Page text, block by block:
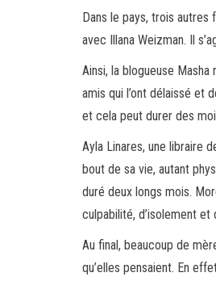
Dans le pays, trois
avec Illana Weizman. Il
Ainsi, la blogueuse
amis qui l’ont délaissé et
et cela peut durer des
Ayla Linares, une libraire
bout de sa vie, autant
duré deux longs mois.
culpabilité, d’isolement
Au final, beaucoup de
qu’elles pensaient. En